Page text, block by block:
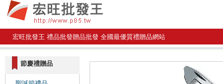
宏旺批發王 禮品批發贈品批發 全國最優質禮贈品網站
節慶禮贈品